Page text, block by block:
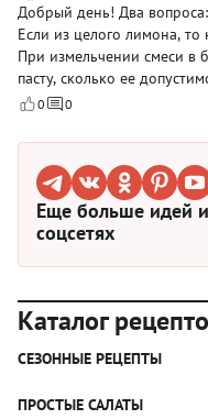
Добрый день! Два
Если из целого лимона, то
При измельчении смеси в
пасту, сколько ее
0 0
Еще больше идей
соцсетях
Каталог
СЕЗОННЫЕ РЕЦЕПТЫ
Рецепты из капусты
ПРОСТЫЕ САЛАТЫ